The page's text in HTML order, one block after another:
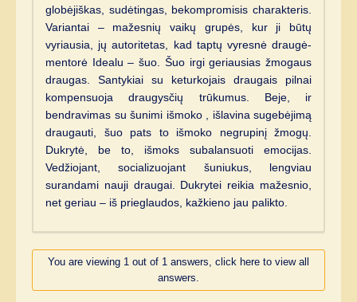
globėjiškas, sudėtingas, bekompromisis charakteris.
Variantai – mažesnių vaikų grupės, kur ji būtų
vyriausia, jų autoritetas, kad taptų vyresnė draugė-
mentorė Idealu – šuo. Šuo irgi geriausias žmogaus
draugas. Santykiai su keturkojais draugais pilnai
kompensuoja draugysčių trūkumus. Beje, ir
bendravimas su šunimi išmoko , išlavina sugebėjimą
draugauti, šuo pats to išmoko negrupinį žmogų.
Dukrytė, be to, išmoks subalansuoti emocijas.
Vedžiojant, socializuojant šuniukus, lengviau
surandami nauji draugai. Dukrytei reikia mažesnio,
net geriau – iš prieglaudos, kažkieno jau palikto.
You are viewing 1 out of 1 answers, click here to view all
answers.